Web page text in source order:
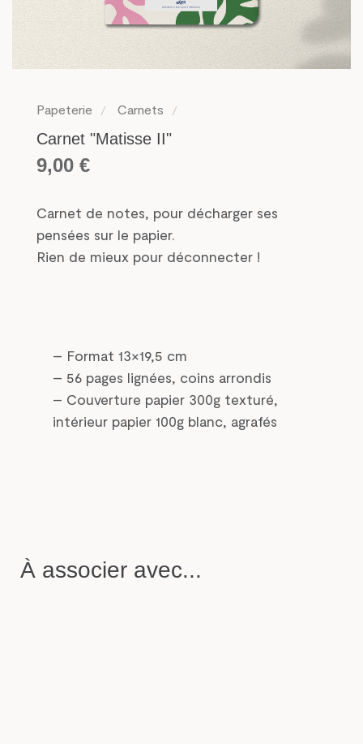
Papeterie Carnets
Carnet "Matisse II"
9,00 €
Carnet de notes, pour décharger ses
pensées sur le papier.
Rien de mieux pour déconnecter !
– Format 13×19,5 cm
– 56 pages lignées, coins arrondis
– Couverture papier 300g texturé,
intérieur papier 100g blanc, agrafés
À associer avec...